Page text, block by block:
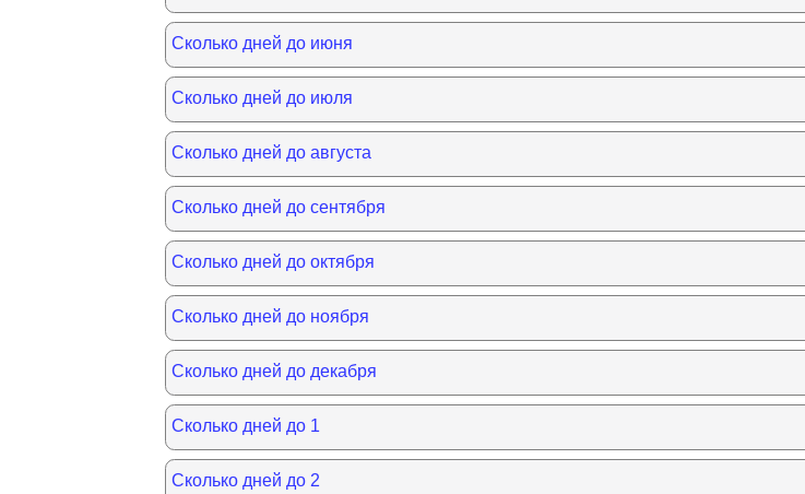
Сколько дней до июня
Сколько дней до июля
Сколько дней до августа
Сколько дней до сентября
Сколько дней до октября
Сколько дней до ноября
Сколько дней до декабря
Сколько дней до 1
Сколько дней до 2